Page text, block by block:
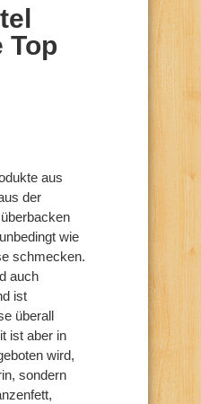
Top
aus
der
wie
schmecken.
auch
ist
überall
ist aber in
wird,
sondern